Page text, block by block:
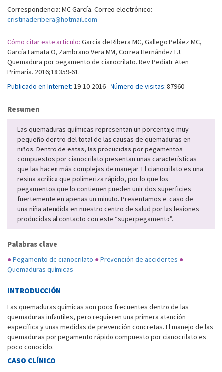
Correspondencia: MC García. Correo electrónico:
cristinaderibera@hotmail.com
Cómo citar este artículo: García de Ribera MC, Gallego Peláez MC,
García Lamata O, Zambrano Vera MM, Correa Hernández FJ.
Quemadura por pegamento de cianocrilato. Rev Pediatr Aten
Primaria. 2016;18:359-61.
Publicado en Internet: 19-10-2016 -Número de visitas: 87960
Resumen
Las quemaduras químicas representan un porcentaje muy
pequeño dentro del total de las causas de quemaduras en
niños. Dentro de estas, las producidas por pegamentos
compuestos por cianocrilato presentan unas características
que las hacen más complejas de manejar. El cianocrilato es una
resina acrílica que polimeriza rápido, por lo que los
pegamentos que lo contienen pueden unir dos superficies
fuertemente en apenas un minuto. Presentamos el caso de
una niña atendida en nuestro centro de salud por las lesiones
producidas al contacto con este “superpegamento”.
Palabras clave
●Pegamento de cianocrilato ●Prevención de accidentes ●
Quemaduras químicas
INTRODUCCIÓN
Las quemaduras químicas son poco frecuentes dentro de las
quemaduras infantiles, pero requieren una primera atención
específica y unas medidas de prevención concretas. El manejo de las
quemaduras por pegamento rápido compuesto por cianocrilato es
poco conocido.
CASO CLÍNICO